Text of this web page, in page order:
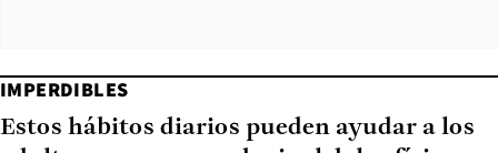
IMPERDIBLES
Estos hábitos diarios pueden ayudar a los